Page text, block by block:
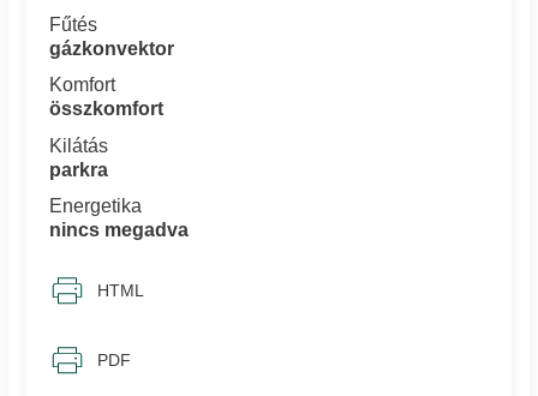
Fűtés
gázkonvektor
Komfort
összkomfort
Kilátás
parkra
Energetika
nincs megadva
HTML
PDF